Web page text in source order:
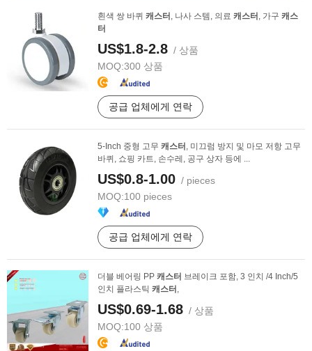
흰색 쌍 바퀴 캐스터 , 나사 스템, 의료 캐스터 , 가구 캐스
터
US$1.8-2.8 / 상품
MOQ:300 상품
공급 업체에게 연락
5-Inch 중형 고무 캐스터 , 미끄럼 방지 및 마모 저항 고무
바퀴, 쇼핑 카트, 손수레, 공구 상자 등에 ...
US$0.8-1.00 / pieces
MOQ:100 pieces
공급 업체에게 연락
더블 베어링 PP 캐스터 브레이크 포함, 3 인치 /4 Inch/5
인치 플라스틱 캐스터 ,
US$0.69-1.68 / 상품
MOQ:100 상품